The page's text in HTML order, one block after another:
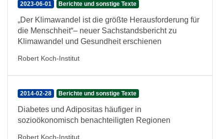
2023-06-01 Berichte und sonstige Texte
„Der Klimawandel ist die größte Herausforderung für
die Menschheit“– neuer Sachstandsbericht zu
Klimawandel und Gesundheit erschienen
Robert Koch-Institut
2014-02-28 Berichte und sonstige Texte
Diabetes und Adipositas häufiger in
sozioökonomisch benachteiligten Regionen
Robert Koch-Institut